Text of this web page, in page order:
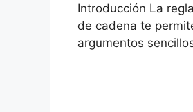
Introducción La
de cadena te
argumentos